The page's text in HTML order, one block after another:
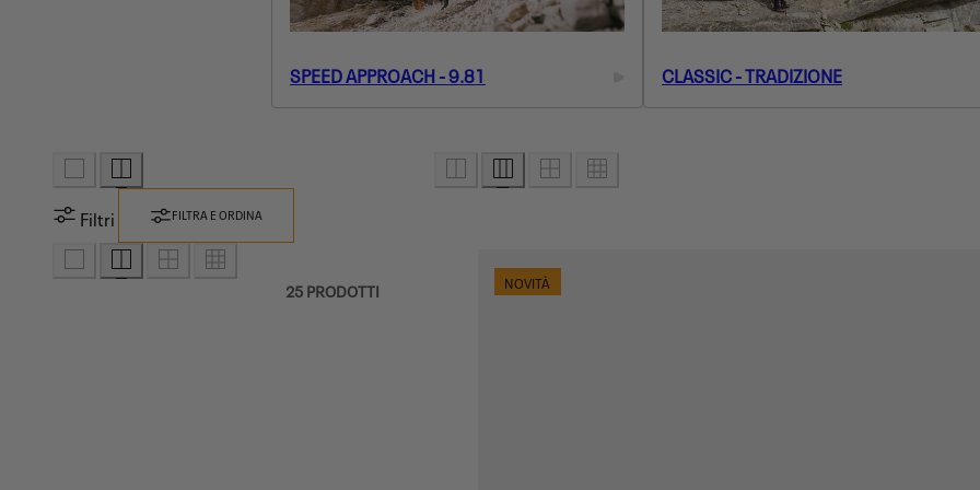
SPEED APPROACH - 9.81 CLASSIC - TRADIZIONE
Filtri FILTRA E ORDINA
25 PRODOTTI NOVITÀ